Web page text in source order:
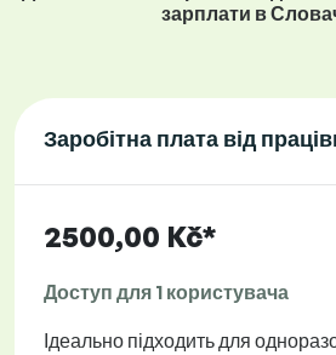
зарплати в
Заробітна плата від
2500,00 Kč*
Доступ для 1 користувача
Ідеально підходить для